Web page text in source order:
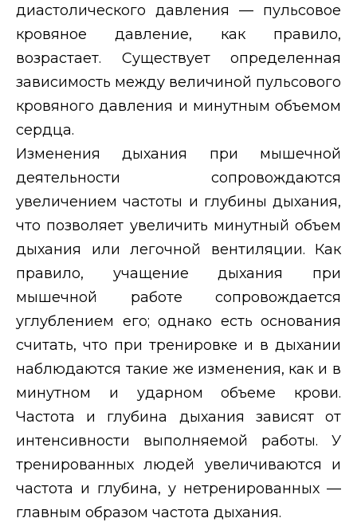
диастолического давления — пульсовое
кровяное давление, как правило,
возрастает. Существует определенная
зависимость между величиной пульсового
кровяного давления и минутным объемом
сердца.
Изменения дыхания при мышечной
деятельности сопровождаются
увеличением частоты и глубины дыхания,
что позволяет увеличить минутный объем
дыхания или легочной вентиляции. Как
правило, учащение дыхания при
мышечной работе сопровождается
углублением его; однако есть основания
считать, что при тренировке и в дыхании
наблюдаются такие же изменения, как и в
минутном и ударном объеме крови.
Частота и глубина дыхания зависят от
интенсивности выполняемой работы. У
тренированных людей увеличиваются и
частота и глубина, у нетренированных —
главным образом частота дыхания.